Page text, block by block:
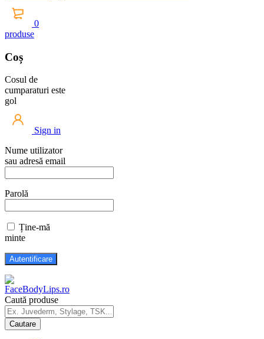
0
produse
Coș
Cosul de
cumparaturi este
gol
Sign in
Nume utilizator
sau adresă email
Parolă
Ține-mă
minte
Caută produse